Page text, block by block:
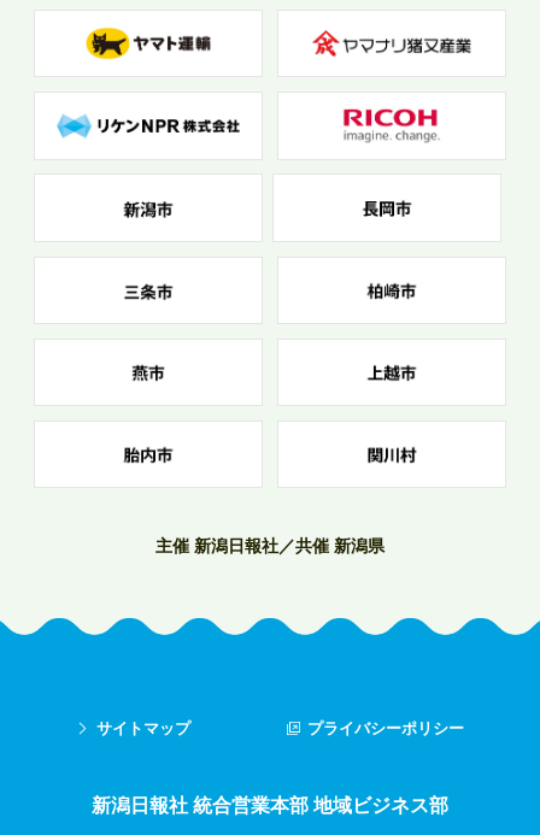
主催 新潟日報社／共催 新潟県
新潟日報社 統合営業本部 地域ビジネス部
サイトマップ プライバシーポリシー